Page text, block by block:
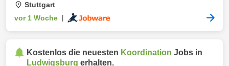
Stuttgart
vor 1 Woche
Kostenlos die neuesten Koordination Jobs in
Ludwigsburg erhalten.